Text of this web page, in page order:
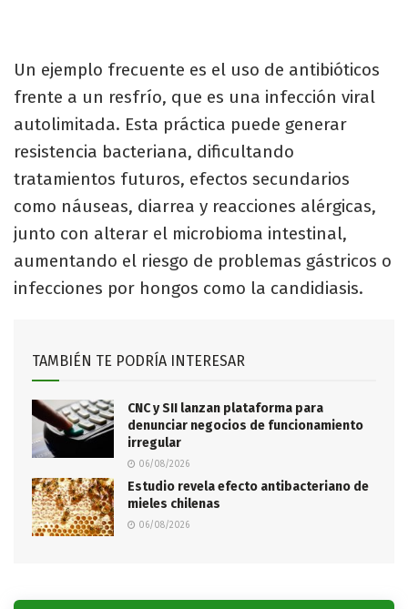
Un ejemplo frecuente es el uso de antibióticos
frente a un resfrío, que es una infección viral
autolimitada. Esta práctica puede generar
resistencia bacteriana, dificultando
tratamientos futuros, efectos secundarios
como náuseas, diarrea y reacciones alérgicas,
junto con alterar el microbioma intestinal,
aumentando el riesgo de problemas gástricos o
infecciones por hongos como la candidiasis.
TAMBIÉN TE PODRÍA INTERESAR
CNC y SII lanzan plataforma para
denunciar negocios de funcionamiento
irregular
06/08/2026
Estudio revela efecto antibacteriano de
mieles chilenas
06/08/2026